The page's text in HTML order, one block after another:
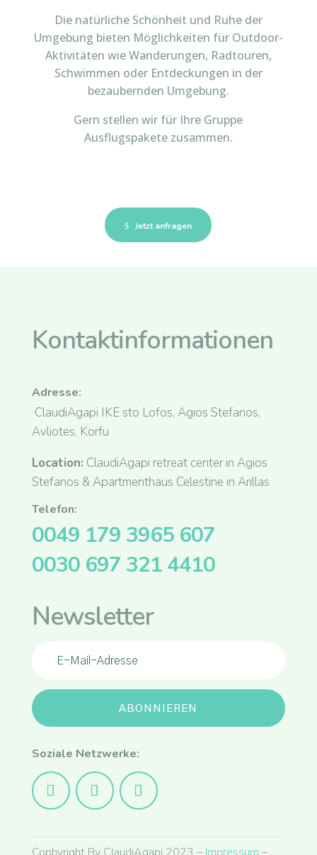
Die natürliche Schönheit und Ruhe der
Umgebung bieten Möglichkeiten für Outdoor-
Aktivitäten wie Wanderungen, Radtouren,
Schwimmen oder Entdeckungen in der
bezaubernden Umgebung.
Gern stellen wir für Ihre Gruppe
Ausflugspakete zusammen.
Jetzt anfragen
Kontaktinformationen
Adresse:
ClaudiAgapi IKE sto Lofos, Agios Stefanos,
Avliotes, Korfu
Location: ClaudiAgapi retreat center in Agios
Stefanos & Apartmenthaus Celestine in Arillas
Telefon:
0049 179 3965 607
0030 697 321 4410
Newsletter
ABONNIEREN
Soziale Netzwerke: